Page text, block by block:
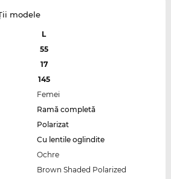
modele
L
55
17
145
Femei
Ramă completă
Polarizat
Cu lentile oglindite
Ochre
Brown Shaded Polarized